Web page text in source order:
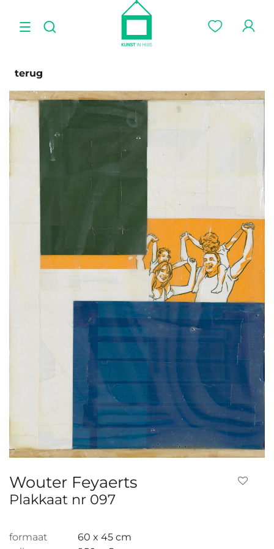
terug
Wouter Feyaerts
Plakkaat nr 097
formaat
60 x 45 cm